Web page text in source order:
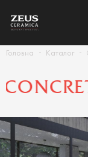
Головна Каталог